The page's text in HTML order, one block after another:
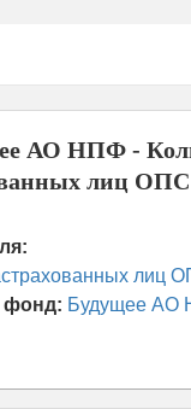
АО НПФ -
лиц ОПС
лиц
фонд: Будущее АО